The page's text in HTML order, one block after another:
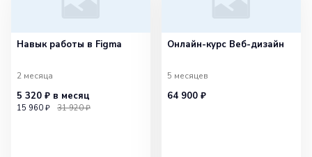
Навык работы в Figma
2 месяца
5 320 ₽ в месяц
15 960 ₽ 31 920 ₽
Онлайн-курс Веб-дизайн
5 месяцев
64 900 ₽